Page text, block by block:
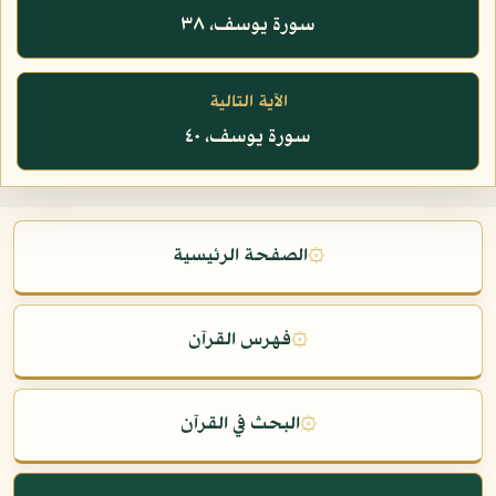
سورة يوسف، ٣٨
الآية التالية
سورة يوسف، ٤٠
۞الصفحة الرئيسية
۞فهرس القرآن
۞البحث في القرآن